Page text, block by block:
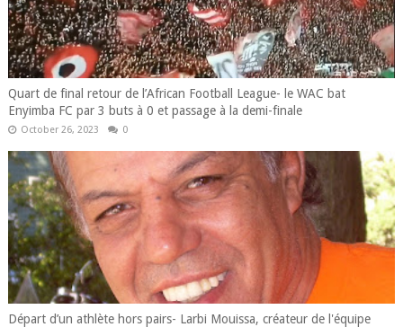
Quart de final retour de l’African Football League- le WAC bat
Enyimba FC par 3 buts à 0 et passage à la demi-finale
October 26, 2023 0
Départ d’un athlète hors pairs- Larbi Mouissa, créateur de l'équipe